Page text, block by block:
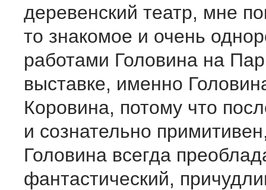
деревенский театр, мне
то знакомое и очень
работами Головина на
выставке, именно
Коровина, потому что
и сознательно
Головина всегда
фантастический,